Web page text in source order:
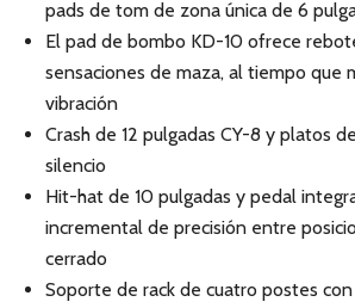
pads de tom de zona única de 6
El pad de bombo KD-10 ofrece
sensaciones de maza, al tiempo que
vibración
Crash de 12 pulgadas CY-8 y platos
silencio
Hit-hat de 10 pulgadas y pedal
incremental de precisión entre
cerrado
Soporte de rack de cuatro postes